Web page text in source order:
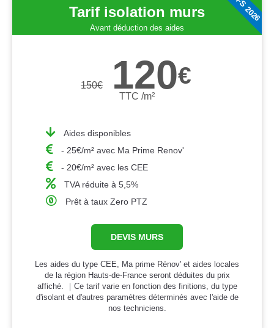
Tarif isolation murs
Avant déduction des aides
150€ 120€
TTC /m²
Aides disponibles
- 25€/m² avec Ma Prime Renov'
- 20€/m² avec les CEE
TVA réduite à 5,5%
Prêt à taux Zero PTZ
DEVIS MURS
Les aides du type CEE, Ma prime Rénov' et aides locales
de la région Hauts-de-France seront déduites du prix
affiché. ｜Ce tarif varie en fonction des finitions, du type
d'isolant et d'autres paramètres déterminés avec l'aide de
nos techniciens.